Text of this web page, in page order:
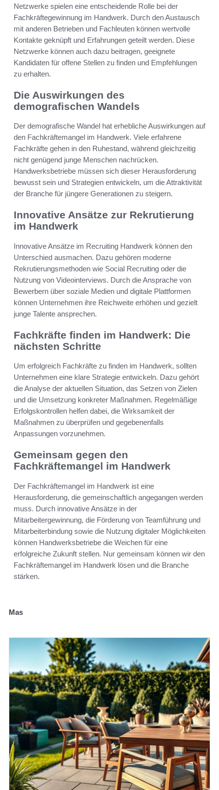
Netzwerke spielen eine entscheidende Rolle bei der
Fachkräftegewinnung im Handwerk. Durch den Austausch
mit anderen Betrieben und Fachleuten können wertvolle
Kontakte geknüpft und Erfahrungen geteilt werden. Diese
Netzwerke können auch dazu beitragen, geeignete
Kandidaten für offene Stellen zu finden und Empfehlungen
zu erhalten.
Die Auswirkungen des
demografischen Wandels
Der demografische Wandel hat erhebliche Auswirkungen auf
den Fachkräftemangel im Handwerk. Viele erfahrene
Fachkräfte gehen in den Ruhestand, während gleichzeitig
nicht genügend junge Menschen nachrücken.
Handwerksbetriebe müssen sich dieser Herausforderung
bewusst sein und Strategien entwickeln, um die Attraktivität
der Branche für jüngere Generationen zu steigern.
Innovative Ansätze zur Rekrutierung
im Handwerk
Innovative Ansätze im Recruiting Handwerk können den
Unterschied ausmachen. Dazu gehören moderne
Rekrutierungsmethoden wie Social Recruiting oder die
Nutzung von Videointerviews. Durch die Ansprache von
Bewerbern über soziale Medien und digitale Plattformen
können Unternehmen ihre Reichweite erhöhen und gezielt
junge Talente ansprechen.
Fachkräfte finden im Handwerk: Die
nächsten Schritte
Um erfolgreich Fachkräfte zu finden im Handwerk, sollten
Unternehmen eine klare Strategie entwickeln. Dazu gehört
die Analyse der aktuellen Situation, das Setzen von Zielen
und die Umsetzung konkreter Maßnahmen. Regelmäßige
Erfolgskontrollen helfen dabei, die Wirksamkeit der
Maßnahmen zu überprüfen und gegebenenfalls
Anpassungen vorzunehmen.
Gemeinsam gegen den
Fachkräftemangel im Handwerk
Der Fachkräftemangel im Handwerk ist eine
Herausforderung, die gemeinschaftlich angegangen werden
muss. Durch innovative Ansätze in der
Mitarbeitergewinnung, die Förderung von Teamführung und
Mitarbeiterbindung sowie die Nutzung digitaler Möglichkeiten
können Handwerksbetriebe die Weichen für eine
erfolgreiche Zukunft stellen. Nur gemeinsam können wir den
Fachkräftemangel im Handwerk lösen und die Branche
stärken.
Mas